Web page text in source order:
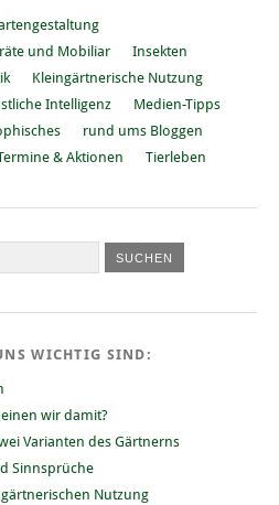
und Mobiliar
Insekten
Kleingärtnerische Nutzung
Intelligenz
Medien-Tipps
rund ums Bloggen
& Aktionen Tierleben
WICHTIG SIND:
wir damit?
Varianten des Gärtnerns
Sinnsprüche
Nutzung